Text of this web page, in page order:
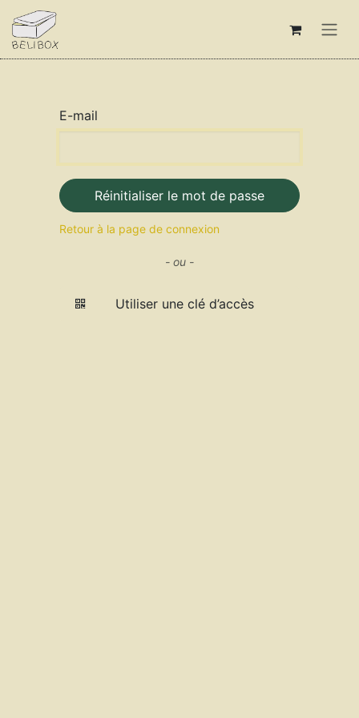
Se rendre au contenu
E-mail
Réinitialiser le mot de passe
Retour à la page de connexion
- ou -
Utiliser une clé d’accès